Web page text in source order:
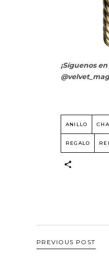
¡Síguenos
ANILLO
REGALO
PREVIOUS POST